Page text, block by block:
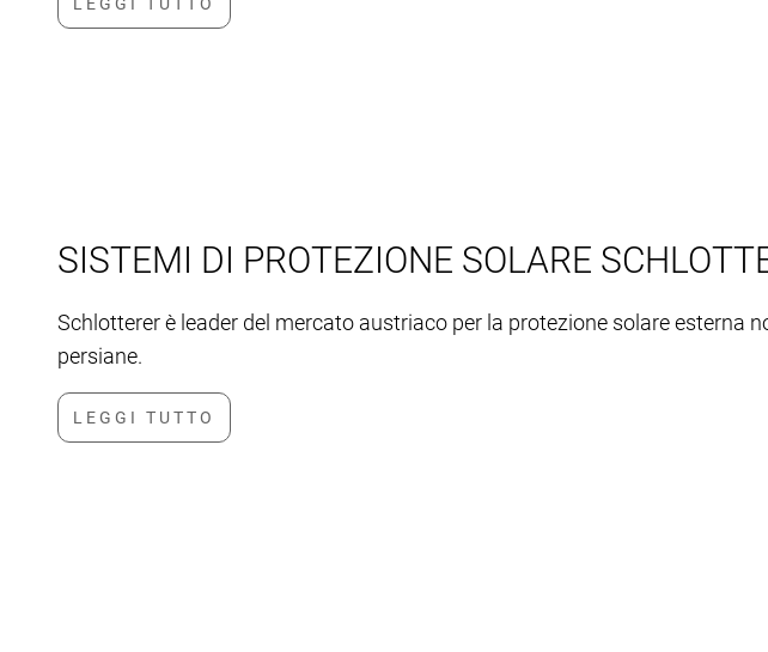
SISTEMI DI PROTEZIONE SOLARE
Schlotterer è leader del mercato austriaco per la protezione solare esterna
persiane.